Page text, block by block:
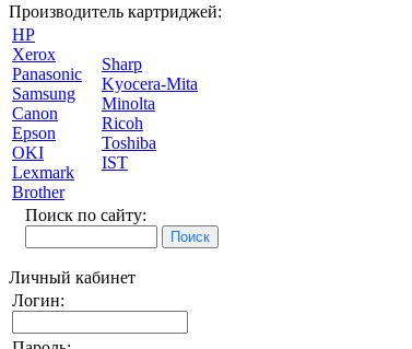
Производитель картриджей:
HP
Xerox
Panasonic
Samsung
Canon
Epson
OKI
Lexmark
Brother
Sharp
Kyocera-Mita
Minolta
Ricoh
Toshiba
IST
Поиск по сайту:
Личный кабинет
Логин: